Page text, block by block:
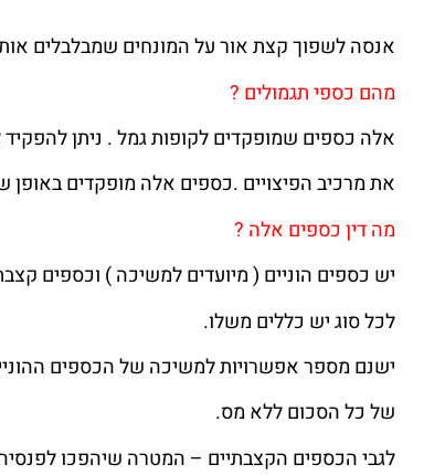
אנסה לשפוך קצת אור על המונחים שמבלבלים
מהם כספי תגמולים ?
אלה כספים שמופקדים לקופות גמל . ניתן
את מרכיב הפיצויים .כספים אלה מופקדים באופן
מה דין כספים אלה ?
יש כספים הוניים ( מיועדים למשיכה ) וכספים
לכל סוג יש כללים משלו.
ישנם מספר אפשרויות למשיכה של הכספים ההוניים . למשל –
של כל הסכום ללא מס.
לגבי הכספים הקצבתיים – המטרה שיהפכו